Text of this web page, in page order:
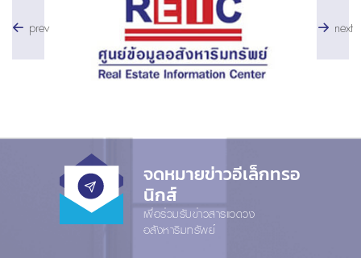
prev next
จดหมายข่าวอีเล็กทรอ
นิกส์
เพื่อร่วมรับข่าวสารแวดวง
อสังหาริมทรัพย์